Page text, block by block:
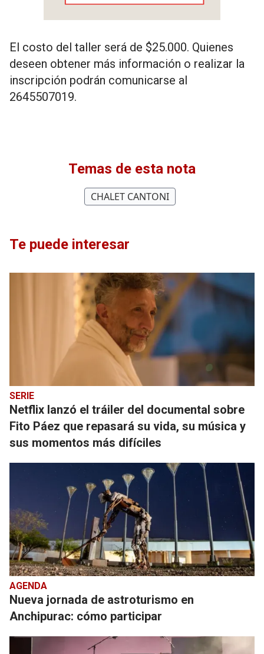
El costo del taller será de $25.000. Quienes
deseen obtener más información o realizar la
inscripción podrán comunicarse al
2645507019.
Temas de esta nota
CHALET CANTONI
Te puede interesar
SERIE
Netflix lanzó el tráiler del documental sobre
Fito Páez que repasará su vida, su música y
sus momentos más difíciles
AGENDA
Nueva jornada de astroturismo en
Anchipurac: cómo participar